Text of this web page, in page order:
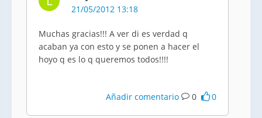
21/05/2012 13:18
Muchas gracias!!! A ver di es verdad q
acaban ya con esto y se ponen a hacer el
hoyo q es lo q queremos todos!!!!
Añadir comentario 0 0